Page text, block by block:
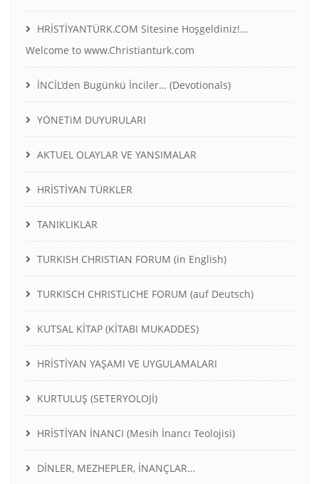
HRİSTİYANTÜRK.COM Sitesine Hoşgeldiniz!…
Welcome to www.Christianturk.com
İNCİL’den Bugünkü İnciler… (Devotionals)
YÖNETiM DUYURULARI
AKTUEL OLAYLAR VE YANSIMALAR
HRİSTİYAN TÜRKLER
TANIKLIKLAR
TURKISH CHRISTIAN FORUM (in English)
TURKISCH CHRISTLICHE FORUM (auf Deutsch)
KUTSAL KİTAP (KİTABI MUKADDES)
HRİSTİYAN YAŞAMI VE UYGULAMALARI
KURTULUŞ (SETERYOLOJİ)
HRİSTİYAN İNANCI (Mesih İnancı Teolojisi)
DİNLER, MEZHEPLER, İNANÇLAR…